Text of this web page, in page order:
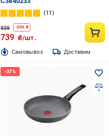
11
939 -200 ₴
739 ₴/шт.
Cамовывоз Доставим